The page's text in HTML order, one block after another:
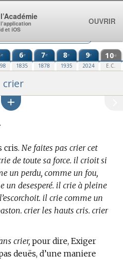
e 6e
1835
7e
1878
8e
1935
9e
2024
10e
E.C.
crier
cris. Ne faites pas crier cet
de toute sa force. il crioit si
un perdu, comme un fou,
un desesperé. il crie à pleine
il crie comme un
crier les hauts cris. crier
crier, pour dire, Exiger
deuës, d’une maniere
et iOS
OUVRIR